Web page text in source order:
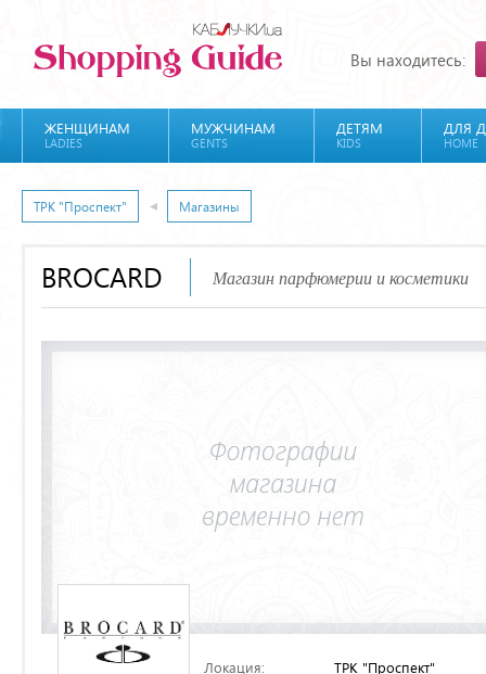
Вы находитесь:
ЖЕНЩИНАМ
LADIES
МУЖЧИНАМ
GENTS
ДЕТЯМ
KIDS
ДЛЯ
HOME
ТРК "Проспект" Магазины
BROCARD Магазин парфюмерии и косметики
Локация:
ТРК "Проспект"